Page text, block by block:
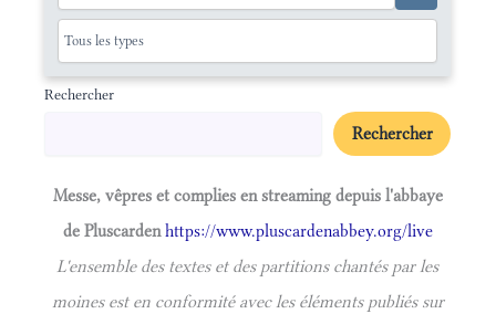
Rechercher
Rechercher
Messe, vêpres et complies en streaming depuis l'abbaye
de Pluscardenhttps://www.pluscardenabbey.org/live
L'ensemble des textes et des partitions chantés par les
moines est en conformité avec les éléments publiés sur